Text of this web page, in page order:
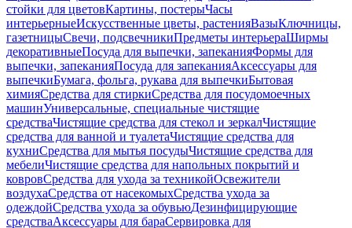
стойки для цветовКартины, постерыЧасы
интерьерныеИскусственные цветы, растенияВазыКлючницы,
газетницыСвечи, подсвечникиПредметы интерьераШирмы
декоративныеПосуда для выпечки, запеканияФормы для
выпечки, запеканияПосуда для запеканияАксессуары для
выпечкиБумага, фольга, рукава для выпечкиБытовая
химияСредства для стиркиСредства для посудомоечных
машинУниверсальные, специальные чистящие
средстваЧистящие средства для стекол и зеркалЧистящие
средства для ванной и туалетаЧистящие средства для
кухниСредства для мытья посудыЧистящие средства для
мебелиЧистящие средства для напольных покрытий и
ковровСредства для ухода за техникойОсвежители
воздухаСредства от насекомыхСредства ухода за
одеждойСредства ухода за обувьюДезинфицирующие
средстваАксессуары для бараСервировка для